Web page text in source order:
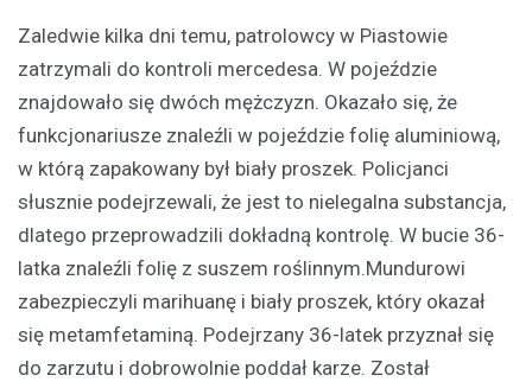
Zaledwie kilka dni temu, patrolowcy w Piastowie
zatrzymali do kontroli mercedesa. W pojeździe
znajdowało się dwóch mężczyzn. Okazało się, że
funkcjonariusze znaleźli w pojeździe folię aluminiową,
w którą zapakowany był biały proszek. Policjanci
słusznie podejrzewali, że jest to nielegalna substancja,
dlatego przeprowadzili dokładną kontrolę. W bucie 36-
latka znaleźli folię z suszem roślinnym.Mundurowi
zabezpieczyli marihuanę i biały proszek, który okazał
się metamfetaminą. Podejrzany 36-latek przyznał się
do zarzutu i dobrowolnie poddał karze. Został